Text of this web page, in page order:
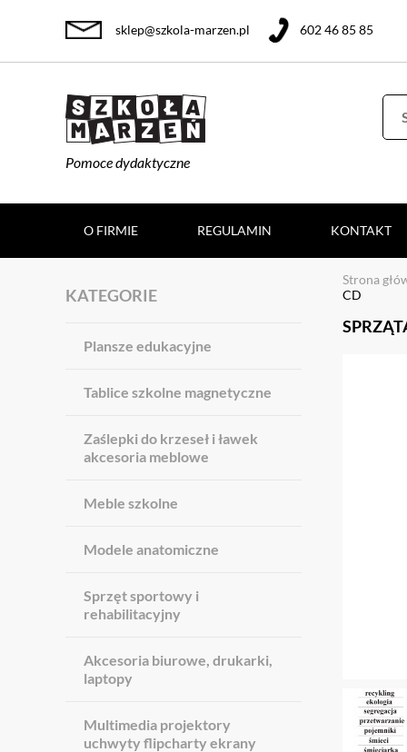
Pomoce dydaktyczne
sklep@szkola-marzen.pl 602 46 85 85
O FIRMIE REGULAMIN KONTAKT
KATEGORIE
Plansze edukacyjne
Tablice szkolne magnetyczne
Zaślepki do krzeseł i ławek
akcesoria meblowe
Meble szkolne
Modele anatomiczne
Sprzęt sportowy i
rehabilitacyjny
Akcesoria biurowe, drukarki,
laptopy
Multimedia projektory
uchwyty flipcharty ekrany
Strona
CD